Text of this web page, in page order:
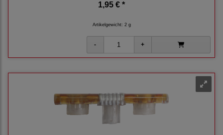
1,95 € *
Artikelgewicht: 2 g